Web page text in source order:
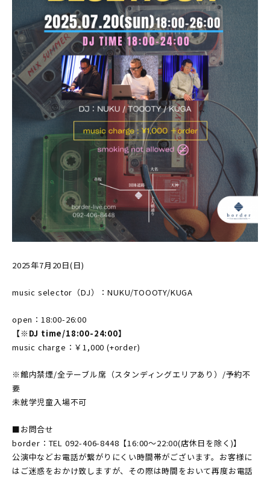
2025年7月20日(日)
music selector（DJ）：NUKU/TOOOTY/KUGA
open：18:00-26:00
【※DJ time/18:00-24:00】
music charge：￥1,000 (+order)
※館内禁煙/全テーブル席（スタンディングエリアあり）/予約不
要
未就学児童入場不可
■お問合せ
border：TEL 092-406-8448【16:00〜22:00(店休日を除く)】
公演中などお電話が繋がりにくい時間帯がございます。お客様に
はご迷惑をおかけ致しますが、その際は時間をおいて再度お電話